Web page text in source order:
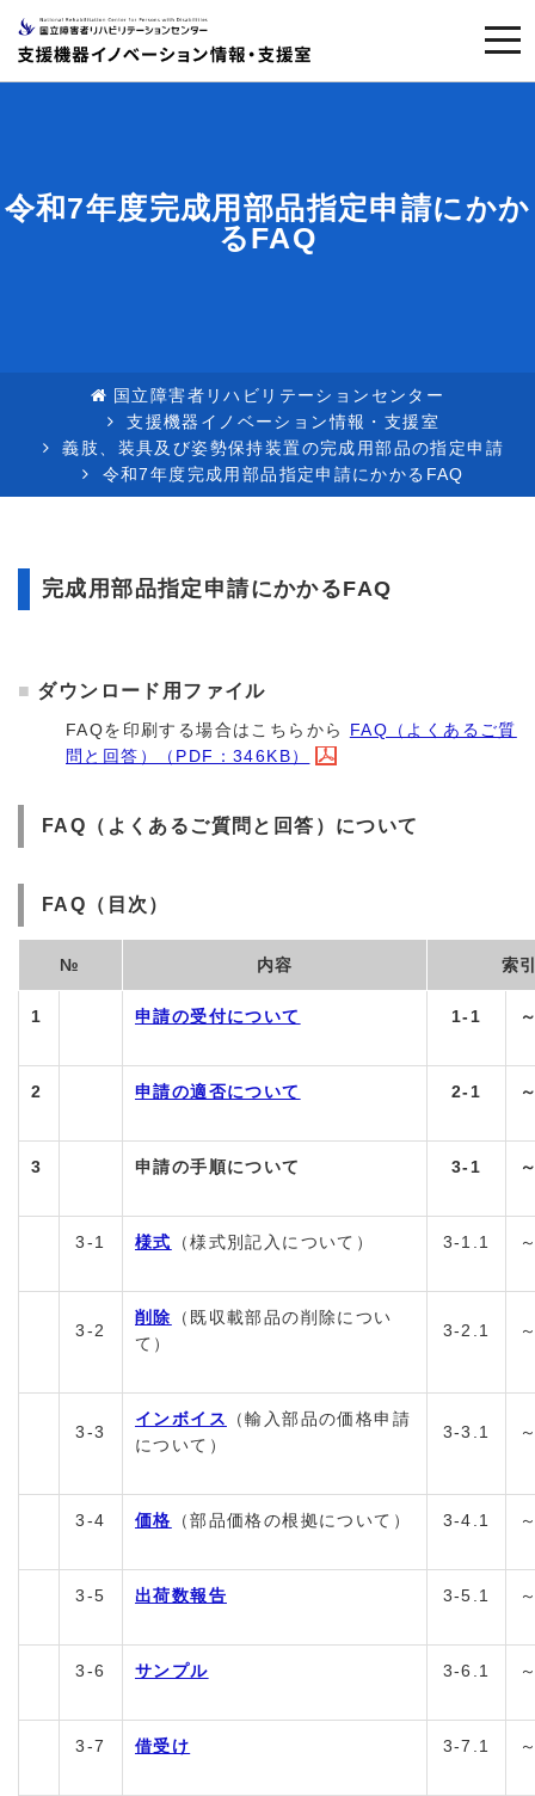
令和7年度完成用部品指定申請にかか
るFAQ
国立障害者リハビリテーションセンター
支援機器イノベーション情報・支援室
義肢、装具及び姿勢保持装置の完成用部品の指定申請
令和7年度完成用部品指定申請にかかるFAQ
完成用部品指定申請にかかるFAQ
ダウンロード用ファイル
FAQを印刷する場合はこちらから FAQ（よくあるご質
問と回答）（PDF：346KB）
FAQ（よくあるご質問と回答）について
FAQ（目次）
№ 内容 索
1 申請の受付について 1-1
2 申請の適否について 2-1
3 申請の手順について 3-1
3-1 様式 （様式別記入について） 3-1.1
3-2
削除
（既収載部品の削除につい
て）
3-2.1
3-3
インボイス
（輸入部品の価格申請
について）
3-3.1
3-4 価格 （部品価格の根拠について） 3-4.1
3-5 出荷数報告 3-5.1
3-6 サンプル 3-6.1
3-7 借受け 3-7.1